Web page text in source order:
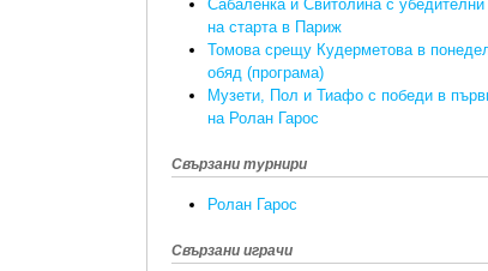
Сабаленка и Свитолина с
на старта в Париж
Томова срещу Кудерметова в
обяд (програма)
Музети, Пол и Тиафо с победи в
на Ролан Гарос
Свързани турнири
Ролан Гарос
Свързани играчи